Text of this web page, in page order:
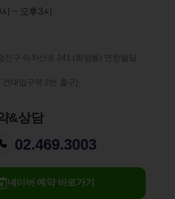
~ 오후3시
진구 아차산로 241 (화양동) 연한빌딩
대입구역 2번 출구)
&상담
02.469.3003
네이버 예약 바로가기